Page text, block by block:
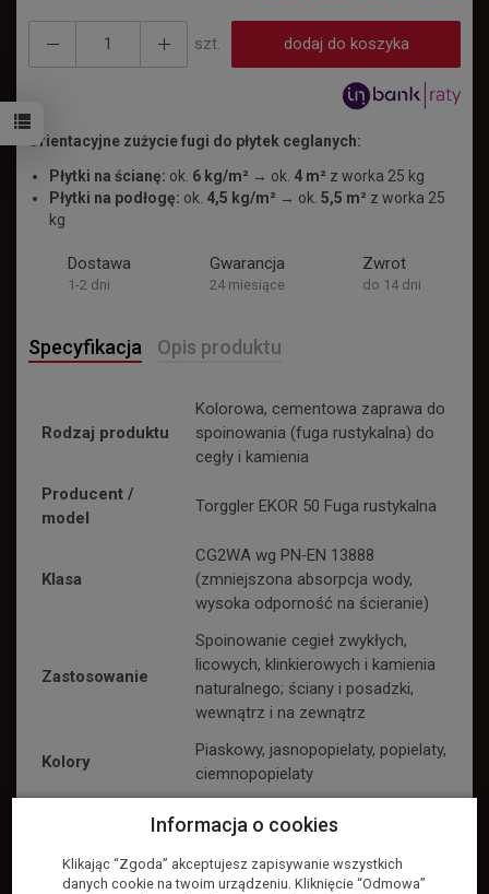
szt. dodaj do koszyka
Orientacyjne zużycie fugi do płytek ceglanych:
Płytki na ścianę: ok. 6 kg/m² → ok. 4 m² z worka 25 kg
Płytki na podłogę: ok. 4,5 kg/m² → ok. 5,5 m² z worka 25
kg
Dostawa
1-2 dni
Gwarancja
24 miesiące
Zwrot
do 14 dni
Specyfikacja Opis produktu
Rodzaj produktu
Kolorowa, cementowa zaprawa do
spoinowania (fuga rustykalna) do
cegły i kamienia
Producent /
model
Torggler EKOR 50 Fuga rustykalna
Klasa
CG2WA wg PN‑EN 13888
(zmniejszona absorpcja wody,
wysoka odporność na ścieranie)
Zastosowanie
Spoinowanie cegieł zwykłych,
licowych, klinkierowych i kamienia
naturalnego; ściany i posadzki,
wewnątrz i na zewnątrz
Kolory
Piaskowy, jasnopopielaty, popielaty,
ciemnopopielaty
od 5 do 20 mm (0,5–2,0 cm)
Uziarnienie
do 1,2 mm
Informacja o cookies
Klikając “Zgoda” akceptujesz zapisywanie wszystkich
danych cookie na twoim urządzeniu. Kliknięcie “Odmowa”